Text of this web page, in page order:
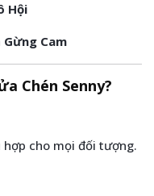
Hội
Gừng Cam
Chén Senny?
cho mọi đối tượng.